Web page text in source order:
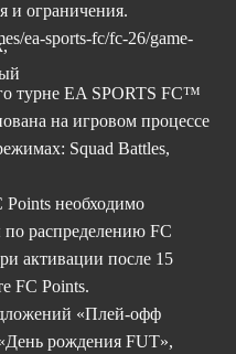
и ограничения.
ea-sports-fc/fc-26/game-
турне EA SPORTS FC™
на игровом процессе
Squad Battles,
Points необходимо
распределению FC
активации после 15
FC Points.
«Плей-офф
рождения FUT»,